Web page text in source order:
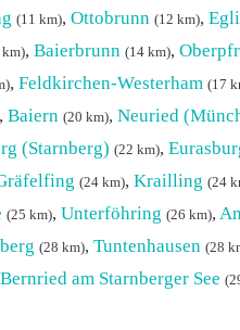
(11 km), Ottobrunn (12 km),
km), Baierbrunn (14 km),
, Feldkirchen-Westerham (17
, Baiern (20 km), Neuried
(Starnberg) (22 km),
(24 km), Krailling (24
(25 km), Unterföhring (26 km),
(28 km), Tuntenhausen (28
Bernried am Starnberger See